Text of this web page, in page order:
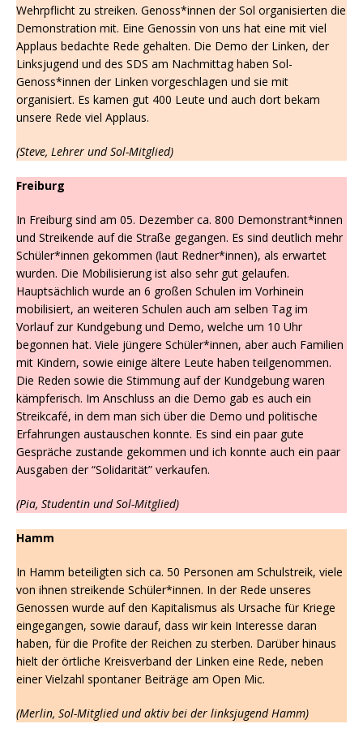
Wehrpflicht zu streiken. Genoss*innen der Sol organisierten die
Demonstration mit. Eine Genossin von uns hat eine mit viel
Applaus bedachte Rede gehalten. Die Demo der Linken, der
Linksjugend und des SDS am Nachmittag haben Sol-
Genoss*innen der Linken vorgeschlagen und sie mit
organisiert. Es kamen gut 400 Leute und auch dort bekam
unsere Rede viel Applaus.
(Steve, Lehrer und Sol-Mitglied)
Freiburg
In Freiburg sind am 05. Dezember ca. 800 Demonstrant*innen
und Streikende auf die Straße gegangen. Es sind deutlich mehr
Schüler*innen gekommen (laut Redner*innen), als erwartet
wurden. Die Mobilisierung ist also sehr gut gelaufen.
Hauptsächlich wurde an 6 großen Schulen im Vorhinein
mobilisiert, an weiteren Schulen auch am selben Tag im
Vorlauf zur Kundgebung und Demo, welche um 10 Uhr
begonnen hat. Viele jüngere Schüler*innen, aber auch Familien
mit Kindern, sowie einige ältere Leute haben teilgenommen.
Die Reden sowie die Stimmung auf der Kundgebung waren
kämpferisch. Im Anschluss an die Demo gab es auch ein
Streikcafé, in dem man sich über die Demo und politische
Erfahrungen austauschen konnte. Es sind ein paar gute
Gespräche zustande gekommen und ich konnte auch ein paar
Ausgaben der “Solidarität” verkaufen.
(Pia, Studentin und Sol-Mitglied)
Hamm
In Hamm beteiligten sich ca. 50 Personen am Schulstreik, viele
von ihnen streikende Schüler*innen. In der Rede unseres
Genossen wurde auf den Kapitalismus als Ursache für Kriege
eingegangen, sowie darauf, dass wir kein Interesse daran
haben, für die Profite der Reichen zu sterben. Darüber hinaus
hielt der örtliche Kreisverband der Linken eine Rede, neben
einer Vielzahl spontaner Beiträge am Open Mic.
(Merlin, Sol-Mitglied und aktiv bei der linksjugend Hamm)